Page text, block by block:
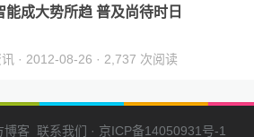
能成大势所趋 普及尚待时日
· 2012-08-26 · 2,737 次阅读
博客 联系我们 · 京ICP备14050931号-1